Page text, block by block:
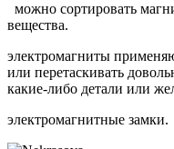
можно сортировать
вещества.
электромагниты
или перетаскивать
какие-либо детали или
электромагнитные замки.